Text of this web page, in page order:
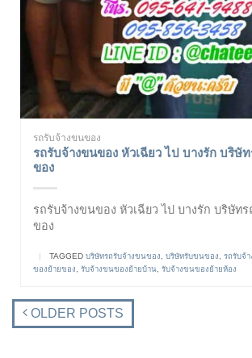
รถรับจ้างขนของ
รถรับจ้างขนของ หัวเฉียว ไป บางรัก บริษั
ของ
รถรับจ้างขนของ หัวเฉียว ไป บางรัก บริษัท
ของ
| TAGGED บริษัทรถรับจ้างขนของ บริษัทรับขนของ รถรับจ้
ของย้ายของ
รับจ้างขนของย้ายบ้าน รับจ้างขนของย้ายห้อง
OLDER POSTS